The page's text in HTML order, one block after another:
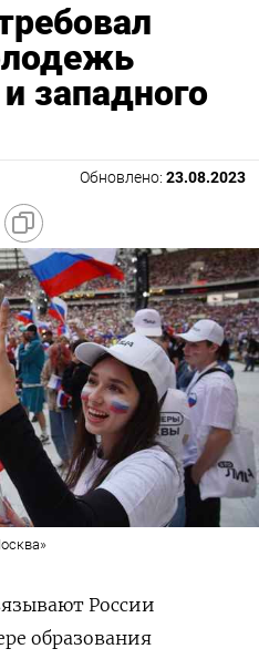
западного
Обновлено: 23.08.2023
России
образования